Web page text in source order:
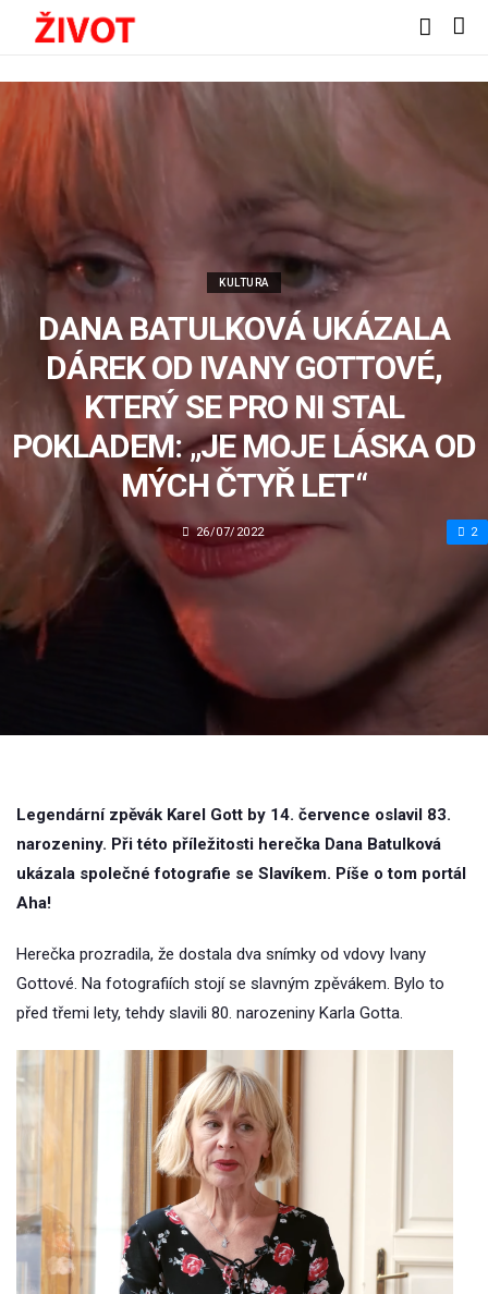
KULTURA
DANA BATULKOVÁ UKÁZALA
DÁREK OD IVANY GOTTOVÉ,
KTERÝ SE PRO NI STAL
POKLADEM: „JE MOJE LÁSKA OD
MÝCH ČTYŘ LET“
26/07/2022 2
Legendární zpěvák Karel Gott by 14. července oslavil 83.
narozeniny. Při této příležitosti herečka Dana Batulková
ukázala společné fotografie se Slavíkem. Píše o tom portál
Aha!
Herečka prozradila, že dostala dva snímky od vdovy Ivany
Gottové. Na fotografiích stojí se slavným zpěvákem. Bylo to
před třemi lety, tehdy slavili 80. narozeniny Karla Gotta.